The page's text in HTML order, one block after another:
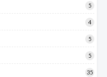
5
4
5
5
35